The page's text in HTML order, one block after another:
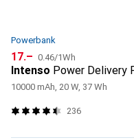
Powerbank
CHF
17.– CHF
0.46/1Wh
Intenso Power Delivery
10000 mAh, 20 W, 37 Wh
236